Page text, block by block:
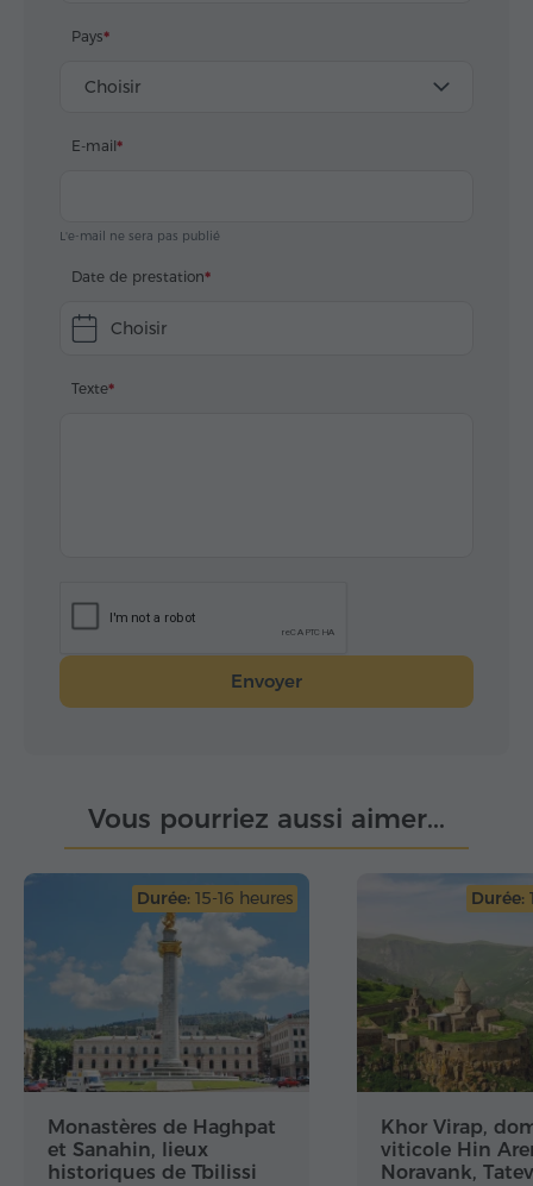
Pays
Choisir
E-mail
L'e-mail ne sera pas publié
Date de prestation
Choisir
Texte
Envoyer
Vous pourriez aussi aimer...
Durée: 15-16 heures
Monastères de Haghpat
et Sanahin, lieux
historiques de Tbilissi
Durée:
Khor Virap,
viticole Hin
Noravank,